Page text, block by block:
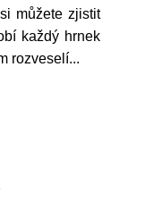
můžete zjistit
každý hrnek
rozveselí...